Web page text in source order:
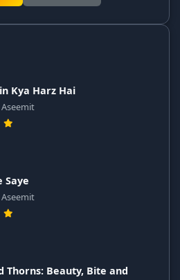
Kya Harz Hai
Saye
Thorns: Beauty, Bite and